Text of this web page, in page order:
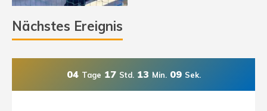
Nächstes Ereignis
04 Tage 17 Std. 13 Min. 09 Sek.